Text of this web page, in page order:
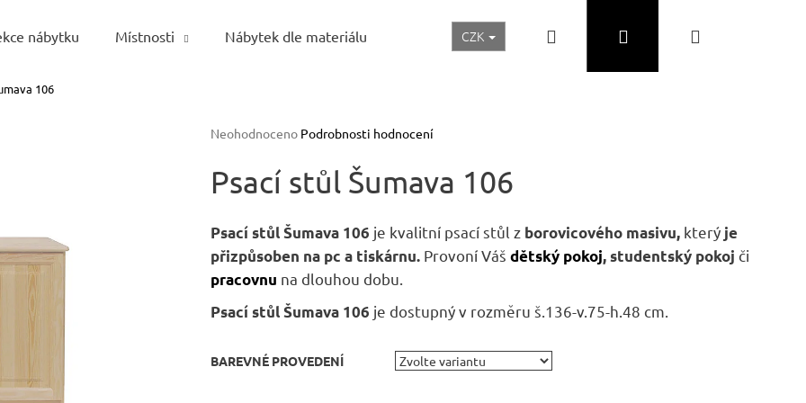
nábytku Místnosti Nábytek dle materiálu Realizace a inspirace Akční ceny Nábytek Skladem
CZK Přihlášení
106
Průměrné
produktu
je
z
hvězdiček.
Neohodnoceno Podrobnosti hodnocení
Psací stůl Šumava 106
Psací stůl Šumava 106 je kvalitní psací stůl z borovicového masivu, který je
přizpůsoben na pc a tiskárnu. Provoní Váš dětský pokoj,studentský pokoj či
pracovnu na dlouhou dobu.
Psací stůl Šumava 106 je dostupný v rozměru š.136-v.75-h.48 cm.
BAREVNÉ PROVEDENÍ
Co potřebujete najít?
HLEDAT
Doporučujeme